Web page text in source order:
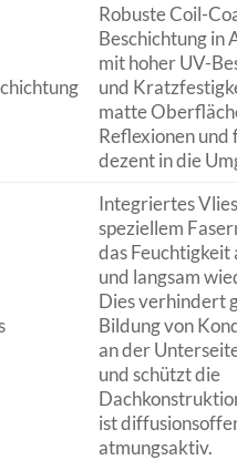
Robuste Coil-
Beschichtung in
mit hoher UV-
und
matte
Reflexionen und
dezent in die
Integriertes
speziellem
das
und langsam
Dies verhindert
Bildung von
an der
und schützt die
ist
atmungsaktiv.